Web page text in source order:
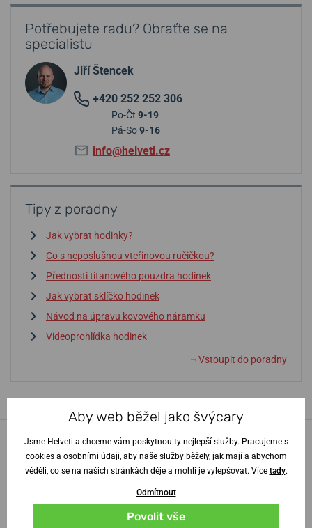
Potřebujete radu? Obraťte se na
specialistu
Jiří Štencek
+420 252 252 306
Po-Čt 9-19
Pá-So9-16
info@helveti.cz
Tipy z poradny
Jak vybrat hodinky?
Co s neposlušnou vteřinovou ručičkou?
Přednosti titanového pouzdra hodinek
Jak vybrat sklíčko hodinek
Návod na úpravu kovového náramku
Videoprohlídka hodinek
↓ Vstoupit do poradny
100% zákazníkůnáš
obchod doporučuje
100%
Aby web běžel jako švýcary
Jsme Helveti a chceme vám poskytnou ty nejlepší služby. Pracujeme s
cookies a osobními údaji, aby naše služby běžely, jak mají a abychom
věděli, co se na našich stránkách děje a mohli je vylepšovat. Více tady.
Odmítnout
Povolit vše